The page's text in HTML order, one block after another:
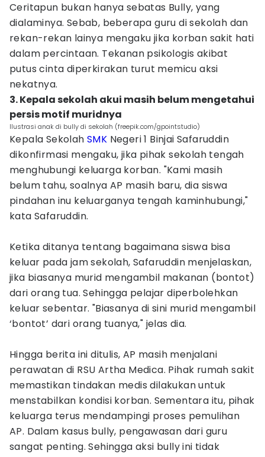
Ceritapun bukan hanya sebatas Bully, yang
dialaminya. Sebab, beberapa guru di sekolah dan
rekan-rekan lainya mengaku jika korban sakit hati
dalam percintaan. Tekanan psikologis akibat
putus cinta diperkirakan turut memicu aksi
nekatnya.
3. Kepala sekolah akui masih belum mengetahui
persis motif muridnya
Ilustrasi anak di bully di sekolah (freepik.com/gpointstudio)
Kepala SekolahSMK Negeri 1 Binjai Safaruddin
dikonfirmasi mengaku, jika pihak sekolah tengah
menghubungi keluarga korban. "Kami masih
belum tahu, soalnya AP masih baru, dia siswa
pindahan inu keluarganya tengah kaminhubungi,"
kata Safaruddin.
Ketika ditanya tentang bagaimana siswa bisa
keluar pada jam sekolah, Safaruddin menjelaskan,
jika biasanya murid mengambil makanan (bontot)
dari orang tua. Sehingga pelajar diperbolehkan
keluar sebentar. "Biasanya di sini murid mengambil
‘bontot’ dari orang tuanya," jelas dia.
Hingga berita ini ditulis, AP masih menjalani
perawatan di RSU Artha Medica. Pihak rumah sakit
memastikan tindakan medis dilakukan untuk
menstabilkan kondisi korban. Sementara itu, pihak
keluarga terus mendampingi proses pemulihan
AP. Dalam kasus bully, pengawasan dari guru
sangat penting. Sehingga aksi bully ini tidak